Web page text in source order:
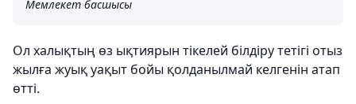
Мемлекет басшысы
Ол халықтың өз ықтиярын тікелей білдіру тетігі отыз
жылға жуық уақыт бойы қолданылмай келгенін атап
өтті.